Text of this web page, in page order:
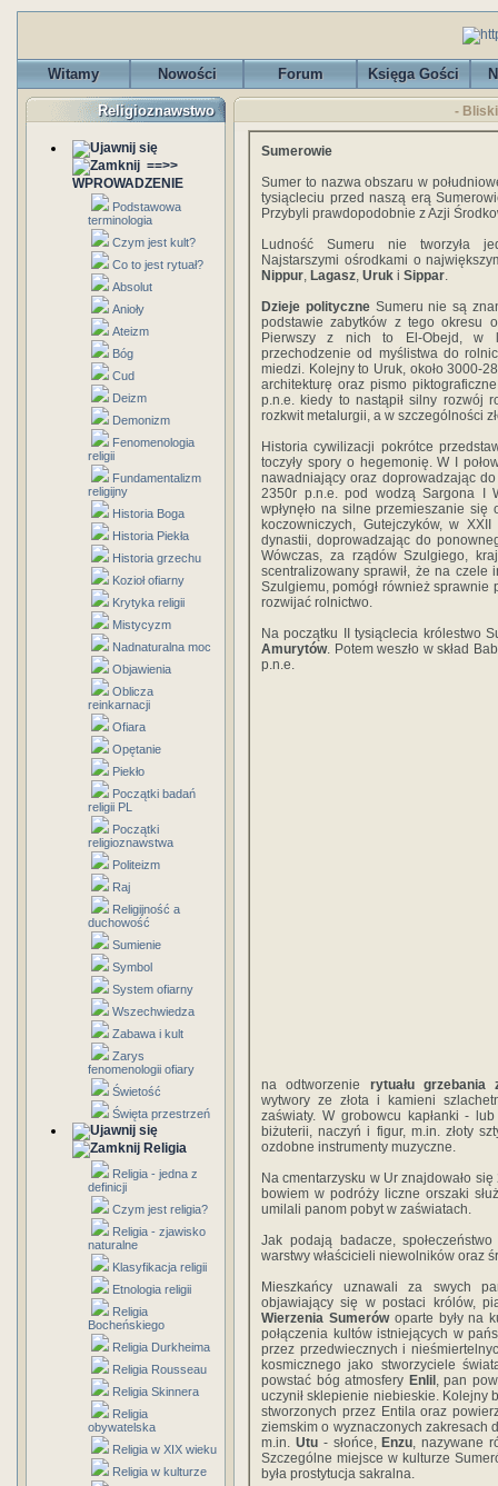
Witamy Nowości Forum Księga Gości
Religioznawstwo
==>>
WPROWADZENIE
Podstawowa
terminologia
Czym jest kult?
Co to jest rytuał?
Absolut
Anioły
Ateizm
Bóg
Cud
Deizm
Demonizm
Fenomenologia
religii
Fundamentalizm
religijny
Historia Boga
Historia Piekła
Historia grzechu
Kozioł ofiarny
Krytyka religii
Mistycyzm
Nadnaturalna moc
Objawienia
Oblicza
reinkarnacji
Ofiara
Opętanie
Piekło
Początki badań
religii PL
Początki
religioznawstwa
Politeizm
Raj
Religijność a
duchowość
Sumienie
Symbol
System ofiarny
Wszechwiedza
Zabawa i kult
Zarys
fenomenologii ofiary
Świetość
Święta przestrzeń
Religia
Religia - jedna z
definicji
Czym jest religia?
Religia - zjawisko
naturalne
Klasyfikacja religii
Etnologia religii
Religia
Bocheńskiego
Religia Durkheima
Religia Rousseau
Religia Skinnera
Religia
obywatelska
Religia w XIX wieku
Religia w kulturze
-
Sumerowie
Sumer to nazwa obszaru w
tysiącleciu przed naszą erą
Przybyli prawdopodobnie z Azji
Ludność Sumeru nie tworzyła
Najstarszymi ośrodkami o
Nippur, Lagasz, Uruk i Sippar.
Dzieje polityczneSumeru nie są
podstawie zabytków z tego okresu
Pierwszy z nich to El-Obejd, w
przechodzenie od myślistwa do
miedzi. Kolejny to Uruk, około 3000-
architekturę oraz pismo
p.n.e. kiedy to nastąpił silny rozwój
rozkwit metalurgii, a w szczególności
Historia cywilizacji pokrótce
toczyły spory o hegemonię. W I
nawadniający oraz doprowadzając
2350r p.n.e. pod wodzą Sargona I
wpłynęło na silne przemieszanie
koczowniczych, Gutejczyków, w
dynastii, doprowadzając do
Wówczas, za rządów Szulgiego,
scentralizowany sprawił, że na czele
Szulgiemu, pomógł również
rozwijać rolnictwo.
Na początku II tysiąclecia królestwo
Amurytów. Potem weszło w skład
p.n.e.
na odtworzenie rytuału grzebania
wytwory ze złota i kamieni
zaświaty. W grobowcu kapłanki -
biżuterii, naczyń i figur, m.in. złoty
ozdobne instrumenty muzyczne.
Na cmentarzysku w Ur znajdowało
bowiem w podróży liczne orszaki
umilali panom pobyt w zaświatach.
Jak podają badacze,
warstwy właścicieli niewolników oraz
Mieszkańcy uznawali za swych
objawiający się w postaci królów,
Wierzenia Sumerówoparte były na
połączenia kultów istniejących w
przez przedwiecznych i
kosmicznego jako stworzyciele
powstać bóg atmosfery Enlil , pan
uczynił sklepienie niebieskie. Kolejny
stworzonych przez Entila oraz
ziemskim o wyznaczonych zakresach
m.in. Utu - słońce, Enzu, nazywane
Szczególne miejsce w kulturze
była prostytucja sakralna.